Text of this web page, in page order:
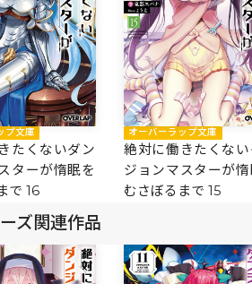
プ文庫
たくないダン
ターが惰眠を
で 16
オーバーラップ文庫
絶対に働きたくな
ジョンマスターが
むさぼるまで 15
ズ関連作品